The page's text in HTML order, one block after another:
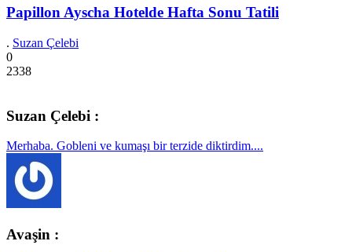
Papillon Ayscha Hotelde Hafta Sonu Tatili
. Suzan Çelebi
0
2338
Suzan Çelebi :
Merhaba. Gobleni ve kumaşı bir terzide diktirdim....
Avaşin :